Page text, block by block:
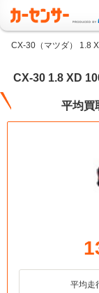
CX-30（マツダ） 1.8
CX-30 1.8 XD
平均買
平均走